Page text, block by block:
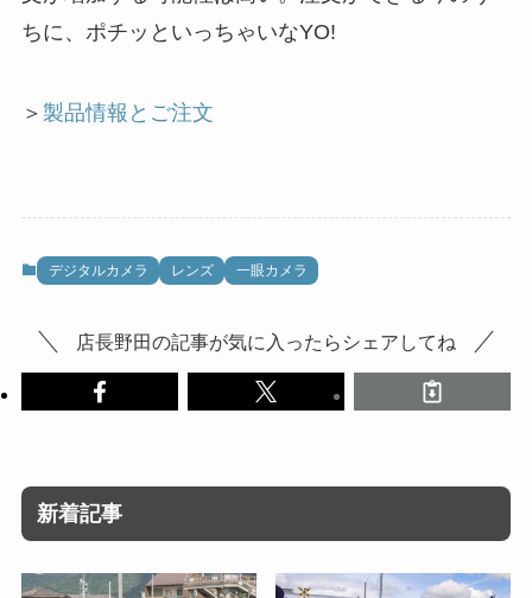
ちに、ポチッといっちゃいなYO!
＞ 製品情報とご注文
デジタルカメラ レンズ 一眼カメラ
店長野田の記事が気に入ったらシェアしてね
新着記事